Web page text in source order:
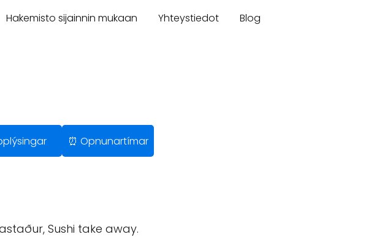
Hakemisto sijainnin mukaan Yhteystiedot Blog
⏰ Opnunartímar
Sushi take away.